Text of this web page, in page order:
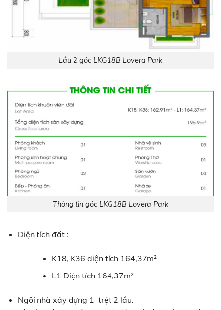
Lầu 2 góc LKG18B Lovera Park
Thông tin góc LKG18B Lovera Park
Diện tích đất :
K18, K36 diện tích 164,37m²
L1 Diện tích 164,37m²
Ngôi nhà xây dựng 1 trệt 2 lầu.